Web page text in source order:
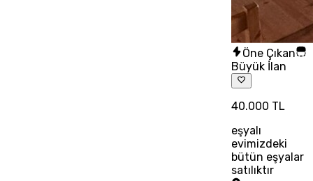
Öne Çıkan
Büyük İlan
40.000 TL
eşyalı
evimizdeki
bütün eşyalar
satılıktır